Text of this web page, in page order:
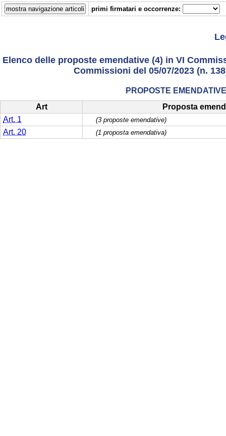
primi firmatari e occorrenze:
Elenco delle proposte emendative (4) in VI
Commissioni del 05/07/2023 (n.
PROPOSTE
Art
Proposta
Art. 1
(3 proposte emendative)
Art. 20 (1 proposta emendativa)